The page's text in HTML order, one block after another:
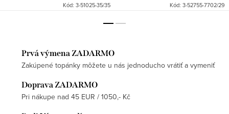
Kód: 3-51025-35/35 Kód: 3-52755-7702/29
Prvá výmena ZADARMO
Zakúpené topánky môžete u nás jednoducho vrátiť a vymeniť
Doprava ZADARMO
Pri nákupe nad 45 EUR / 1050,- Kč